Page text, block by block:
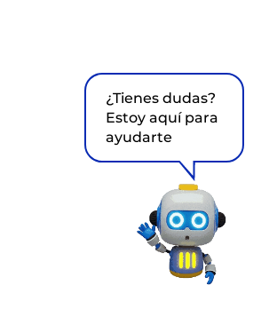
¿Tienes dudas?
Estoy aquí para
ayudarte